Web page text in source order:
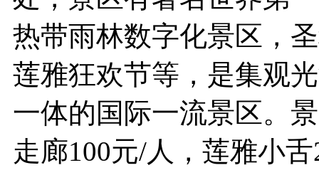
热带雨林数字化景区，
莲雅狂欢节等，是集观
一体的国际一流景区。
走廊100元/人，莲雅小